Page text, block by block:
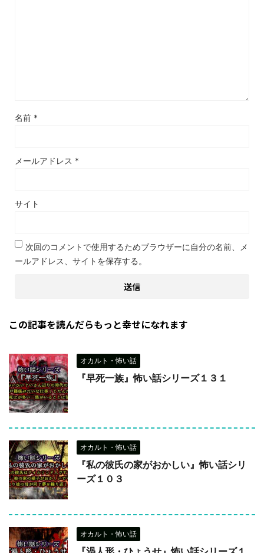
名前 *
メールアドレス *
サイト
次回のコメントで使用するためブラウザーに自分の名前、メ
ールアドレス、サイトを保存する。
この記事を読んだらもっと幸せになれます
オカルト・怖い話
『早死一族』怖い話シリーズ１３１
オカルト・怖い話
『私の彼氏の家がおかしい』怖い話シリ
ーズ１０３
オカルト・怖い話